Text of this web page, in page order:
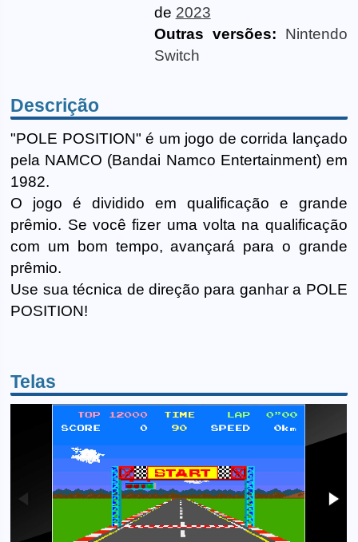
de 2023
Outras versões:
Nintendo
Switch
Descrição
"POLE POSITION" é um jogo de corrida lançado
pela NAMCO (Bandai Namco Entertainment) em
1982.
O jogo é dividido em qualificação e grande
prêmio. Se você fizer uma volta na qualificação
com um bom tempo, avançará para o grande
prêmio.
Use sua técnica de direção para ganhar a POLE
POSITION!
Telas